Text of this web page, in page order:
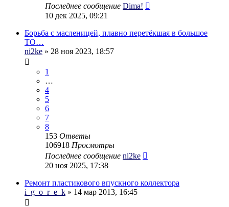
Последнее сообщение Dima!
10 дек 2025, 09:21
Борьба с масленицей, плавно перетёкшая в большое
ТО…
ni2ke » 28 ноя 2023, 18:57
1
…
4
5
6
7
8
153 Ответы
106918 Просмотры
Последнее сообщение ni2ke
20 ноя 2025, 17:38
Ремонт пластикового впускного коллектора
i_g_o_r_e_k » 14 мар 2013, 16:45